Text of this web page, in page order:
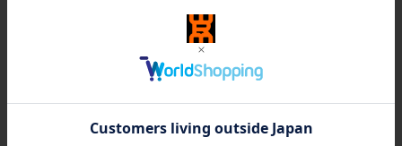
動画URL:https://youtu.be/ueY3pq76_S4